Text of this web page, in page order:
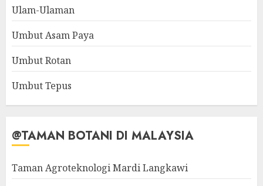
Ulam-Ulaman
Umbut Asam Paya
Umbut Rotan
Umbut Tepus
@TAMAN BOTANI DI MALAYSIA
Taman Agroteknologi Mardi Langkawi